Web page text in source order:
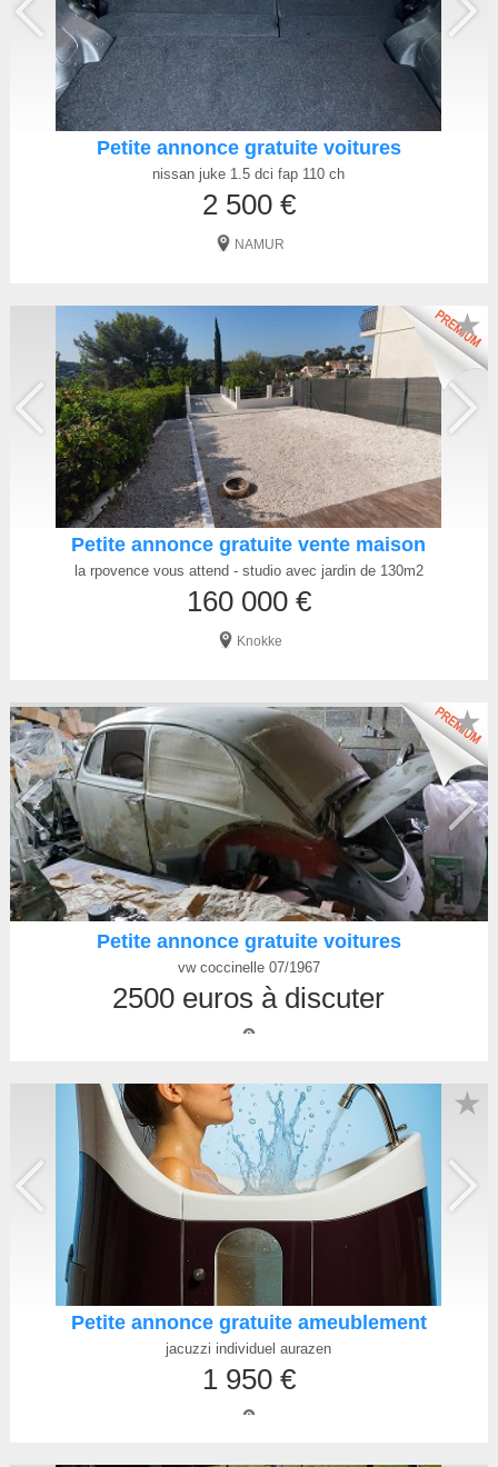
Petite annonce gratuite voitures
nissan juke 1.5 dci fap 110 ch
2 500 €
NAMUR
Petite annonce gratuite vente maison
la rpovence vous attend - studio avec jardin de 130m2
160 000 €
Knokke
★
Petite annonce gratuite voitures
vw coccinelle 07/1967
2500 euros à discuter
★
Petite annonce gratuite ameublement
jacuzzi individuel aurazen
1 950 €
★